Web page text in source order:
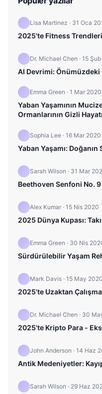
Lisa Martinez · 31 Oca
2025'te Fitness
Dr. Michael Chen · 15
AI Devrimi: Önümüzdeki
Emma Green · 1 Mar 2020
Yaban Yaşamının
Ormanlarının Gizli Hayatı
Sophia Lee · 16 Mar 2020
Yaban Yaşamı: Doğanın
Sarah Wilson · 31 Mar
Beethoven Senfoni No.
Alex Kumar · 15 Nis 2020
2025 Dünya Kupası:
Emma Green · 30 Nis
Sürdürülebilir Yaşam
Mark Davis · 15 May 2020
2025'te Uzaktan
Dr. Michael Chen · 30
2025'te Kripto Para -
John Anderson · 14 Haz
Antik Medeniyetler:
Sarah Wilson · 29 Haz